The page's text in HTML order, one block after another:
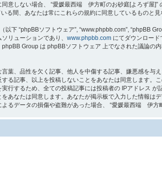
同意しない場合、 “愛媛最西端 伊方町のお砂庭[よろず屋
る間、あなたは常にこれらの規約に同意しているものと見
以下 “phpBBソフトウェア”, “www.phpbb.com”, “phpBB
リューションであり、 www.phpbb.com にてダウンロー
Group は phpBBソフトウェア 上でなされた議論の
言葉、品性を欠く記事、他人を中傷する記事、嫌悪感を
する記事、以上を投稿しないことをあなたは同意します
実行するため、全ての投稿記事には投稿者の IPアドレス
あなたは同意します。あなたが掲示板で入力した情報は
るデータの損傷や盗難があった場合、 “愛媛最西端 伊方